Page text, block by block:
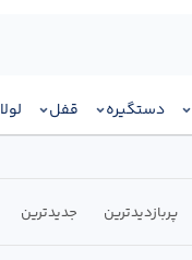
دستگیره قفل لولا
پربازدیدترین جدیدترین